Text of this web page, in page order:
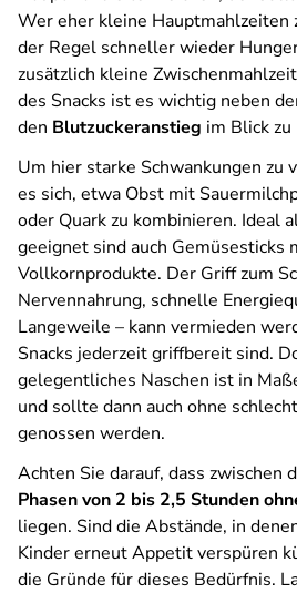
Wer eher kleine Hauptmahlzeiten
der Regel schneller wieder
zusätzlich kleine
des Snacks ist es wichtig neben
den Blutzuckeranstieg im Blick
Um hier starke Schwankungen zu
es sich, etwa Obst mit
oder Quark zu kombinieren. Ideal
geeignet sind auch Gemüsesticks
Vollkornprodukte. Der Griff zum
Nervennahrung, schnelle
Langeweile – kann vermieden
Snacks jederzeit griffbereit sind.
gelegentliches Naschen ist in
und sollte dann auch ohne
genossen werden.
Achten Sie darauf, dass zwischen
Phasen von 2 bis 2,5 Stunden
liegen. Sind die Abstände, in
Kinder erneut Appetit verspüren
die Gründe für dieses Bedürfnis.